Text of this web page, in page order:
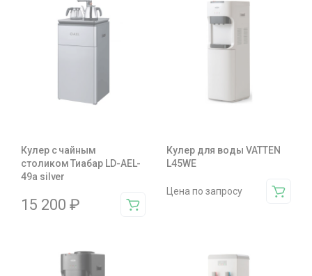
Кулер с чайным
столиком Тиабар LD-AEL-
49a silver
15 200 ₽
Кулер для воды VATTEN
L45WE
Цена по запросу